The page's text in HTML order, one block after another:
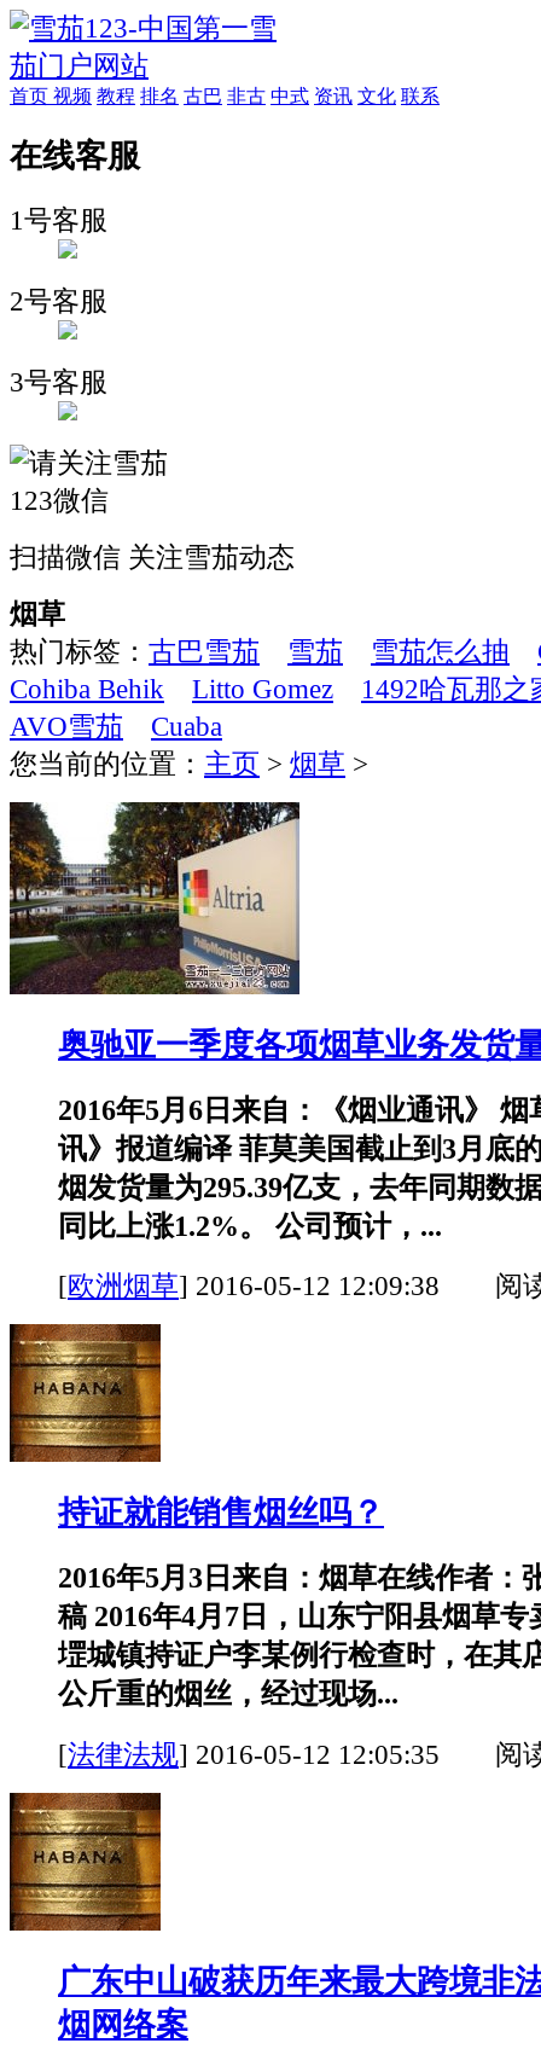
首页 视频 教程 排名 古巴 非古 中式 资讯 文化 联系
在线客服
1号客服
2号客服
3号客服
扫描微信 关注雪茄动态
烟草
热门标签： 古巴雪茄 雪茄 雪茄怎么抽
Cohiba Behik
Litto Gomez
1492哈瓦那之
AVO雪茄
Cuaba
您当前的位置： 主页 > 烟草 >
奥驰亚一季度各项烟草业务发货
2016年5月6日来自：《烟业通讯》
讯》报道编译 菲莫美国截止到3月底
烟发货量为295.39亿支，去年同期数
同比上涨1.2%。 公司预计，...
[欧洲烟草] 2016-05-12 12:09:38 阅
持证就能销售烟丝吗？
2016年5月3日来自：烟草在线作者：
稿 2016年4月7日，山东宁阳县烟草
堽城镇持证户李某例行检查时，在其
公斤重的烟丝，经过现场...
[法律法规] 2016-05-12 12:05:35 阅
广东中山破获历年来最大跨境非
烟网络案